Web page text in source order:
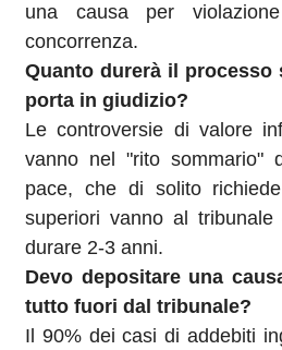
una causa per
concorrenza.
Quanto durerà il processo
porta in giudizio?
Le controversie di valore
vanno nel "rito sommario"
pace, che di solito
superiori vanno al
durare 2-3 anni.
Devo depositare una
tutto fuori dal tribunale?
Il 90% dei casi di addebiti